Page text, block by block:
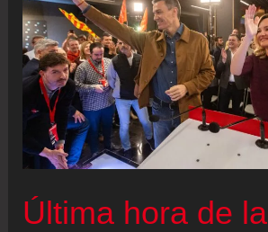
|
La
participación
ronda
56%
Última hora de la